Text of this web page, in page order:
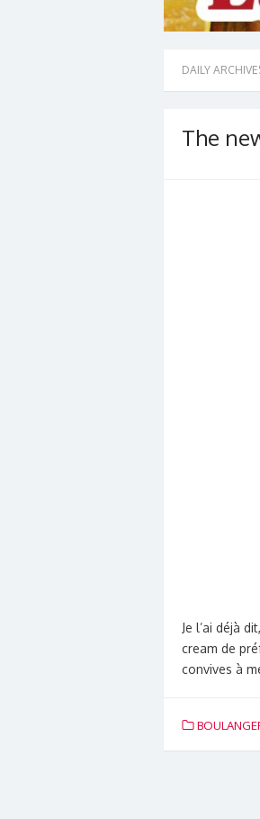
DAILY
The
Je l’ai déjà
cream de
convives à